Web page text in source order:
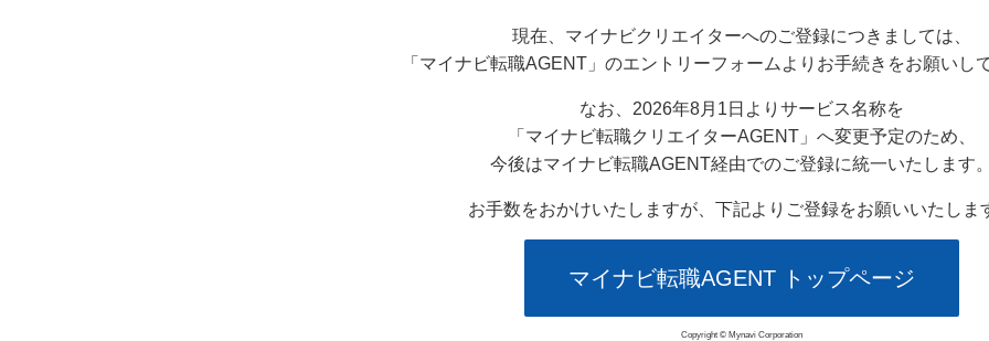
現在、マイナビクリエイターへのご登録につきましては、
「マイナビ転職AGENT」のエントリーフォームよりお手続きをお願いし
なお、2026年8月1日よりサービス名称を
「マイナビ転職クリエイターAGENT」へ変更予定のため、
今後はマイナビ転職AGENT経由でのご登録に統一いたします。
お手数をおかけいたしますが、下記よりご登録をお願いいたしま
マイナビ転職AGENT トップページ
Copyright © Mynavi Corporation